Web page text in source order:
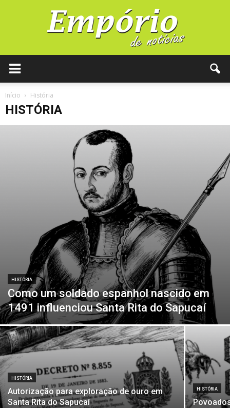
Início História
HISTÓRIA
HISTÓRIA
Como um soldado espanhol nascido em
1491 influenciou Santa Rita do Sapucaí
HISTÓRIA
Autorização para exploração de ouro em
Santa Rita do Sapucaí
HISTÓRIA